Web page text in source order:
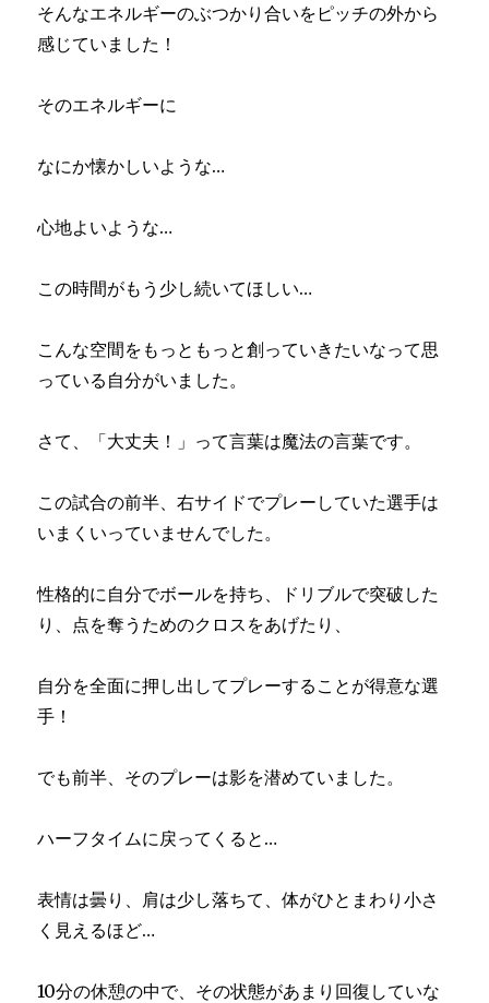
そんなエネルギーのぶつかり合いをピッチの外から
感じていました！
そのエネルギーに
なにか懐かしいような…
心地よいような…
この時間がもう少し続いてほしい…
こんな空間をもっともっと創っていきたいなって思
っている自分がいました。
さて、「大丈夫！」って言葉は魔法の言葉です。
この試合の前半、右サイドでプレーしていた選手は
いまくいっていませんでした。
性格的に自分でボールを持ち、ドリブルで突破した
り、点を奪うためのクロスをあげたり、
自分を全面に押し出してプレーすることが得意な選
手！
でも前半、そのプレーは影を潜めていました。
ハーフタイムに戻ってくると…
表情は曇り、肩は少し落ちて、体がひとまわり小さ
く見えるほど…
10分の休憩の中で、その状態があまり回復していな